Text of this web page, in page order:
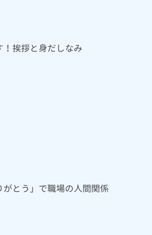
挨拶と身だしなみ
がとう」で職場の人間関係